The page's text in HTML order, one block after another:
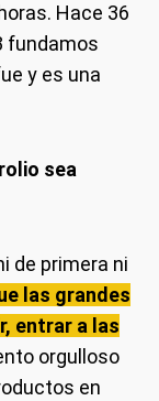
Hace 36
fundamos
y es una
sea
de primera ni
las grandes
entrar a las
orgulloso
en